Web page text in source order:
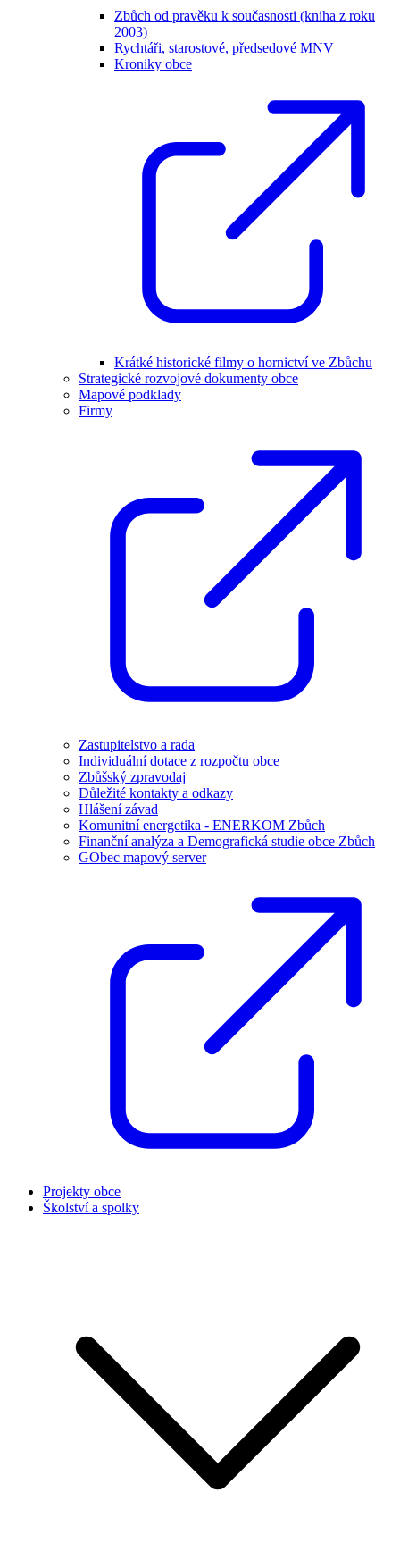
Zbůch od pravěku k současnosti (kniha z roku
2003)
Rychtáři, starostové, předsedové MNV
Kroniky obce
Krátké historické filmy o hornictví ve Zbůchu
Strategické rozvojové dokumenty obce
Mapové podklady
Firmy
Zastupitelstvo a rada
Individuální dotace z rozpočtu obce
Zbůšský zpravodaj
Důležité kontakty a odkazy
Hlášení závad
Komunitní energetika - ENERKOM Zbůch
Finanční analýza a Demografická studie obce Zbůch
GObec mapový server
Projekty obce
Školství a spolky